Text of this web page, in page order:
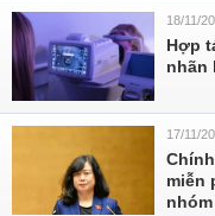
18/11/
Hợp
nhãn
17/11/
miễn